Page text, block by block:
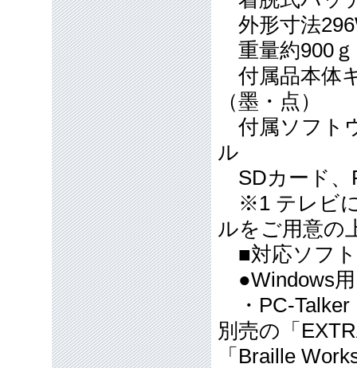
外形寸法
重量約900
付属品本体
（墨・点）
付属ソフト
ル
SDカード、
※1 テレビに
ルをご用意の
■対応ソフ
●Windows
・PC-Talker
別売の「
「Braille